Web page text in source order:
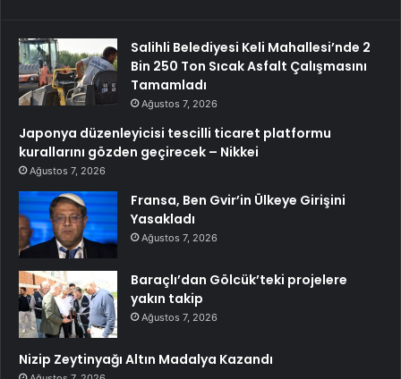
Salihli Belediyesi Keli Mahallesi’nde 2
Bin 250 Ton Sıcak Asfalt Çalışmasını
Tamamladı
Ağustos 7, 2026
Japonya düzenleyicisi tescilli ticaret platformu
kurallarını gözden geçirecek – Nikkei
Ağustos 7, 2026
Fransa, Ben Gvir’in Ülkeye Girişini
Yasakladı
Ağustos 7, 2026
Baraçlı’dan Gölcük’teki projelere
yakın takip
Ağustos 7, 2026
Nizip Zeytinyağı Altın Madalya Kazandı